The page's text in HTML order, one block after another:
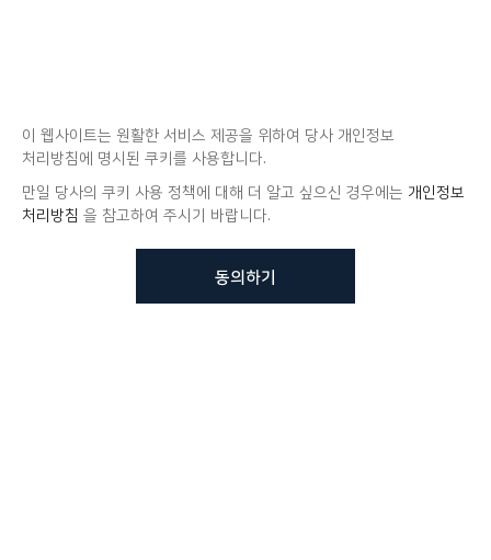
이 웹사이트는 원활한 서비스 제공을 위하여 당사 개인정보
처리방침에 명시된 쿠키를 사용합니다.
만일 당사의 쿠키 사용 정책에 대해 더 알고 싶으신 경우에는 개인정보
처리방침 을 참고하여 주시기 바랍니다.
동의하기